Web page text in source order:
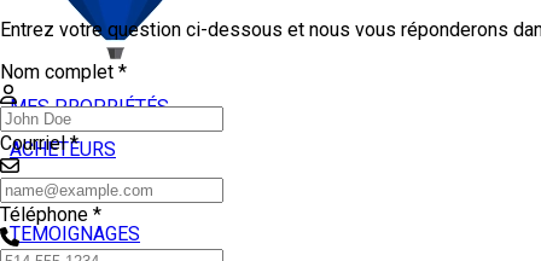
MES PROPRIÉTÉS
ACHETEURS
VENDEURS
TEMOIGNAGES
Entrez votre question ci-dessous et nous vous réponderons
Nom complet *
Courriel *
Téléphone *